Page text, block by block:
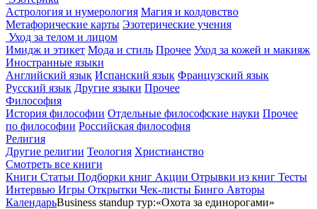
Астрология и нумерология Магия и колдовство
Метафорические карты Эзотерические учения
Уход за телом и лицом
Имидж и этикет Мода и стиль Прочее Уход за кожей и макияж
Иностранные языки
Английский язык Испанский язык Французский язык
Русский язык Другие языки Прочее
Философия
История философии Отдельные философские науки Прочее
по философии Российская философия
Религия
Другие религии Теология Христианство
Смотреть все книги
Книги Статьи Подборки книг Акции Отрывки из книг Тесты
Интервью Игры Открытки Чек-листы Бинго Авторы
КалендарьBusiness standup тур:«Охота за единорогами»